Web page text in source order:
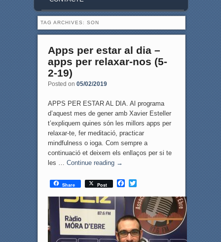
TAG ARCHIVES: SON
Apps per estar al dia –
apps per relaxar-nos (5-
2-19)
Posted on 05/02/2019
APPS PER ESTAR AL DIA. Al programa
d’aquest mes de gener amb Xavier Esteller
t’expliquem quines són les millors apps per
relaxar-te, fer meditació, practicar
mindfulness o ioga. Com sempre a
continuació et deixem els enllaços per si te
les … Continue reading →
Share Post
F
c
b
o
o
k
T
i
t
t
e
r